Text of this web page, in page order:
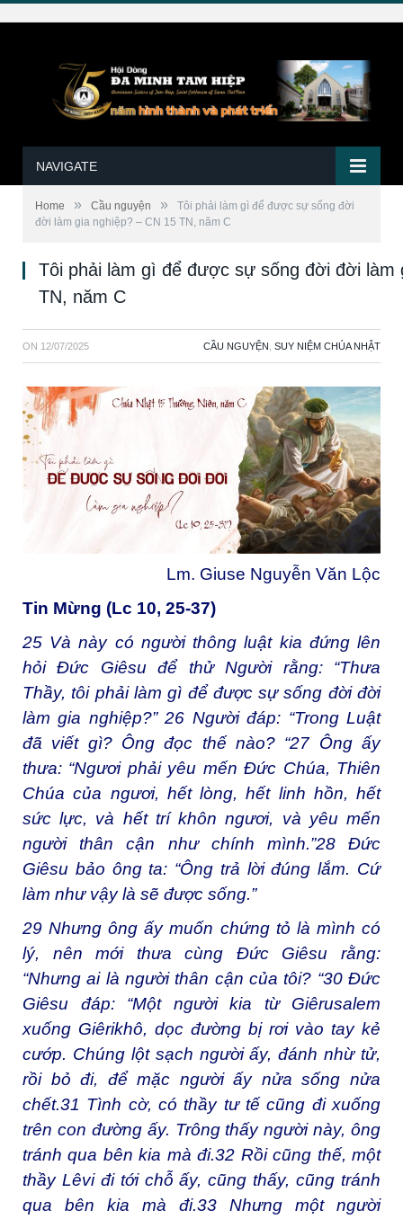
NAVIGATE
Home » Cầu nguyện »
Tôi phải làm gì để được sự sống đời
đời làm gia nghiệp? – CN 15 TN, năm C
Tôi phải làm gì để được sự sống đời đời làm
TN, năm C
ON 12/07/2025 CẦU NGUYỆN SUY NIỆM CHÚA NHẬT
Lm. Giuse Nguyễn Văn Lộc
Tin Mừng (Lc 10, 25-37)
25 Và này có người thông luật kia đứng lên
hỏi Đức Giêsu để thử Người rằng: “Thưa
Thầy, tôi phải làm gì để được sự sống đời đời
làm gia nghiệp?”26 Người đáp: “Trong Luật
đã viết gì? Ông đọc thế nào? “27 Ông ấy
thưa: “Ngươi phải yêu mến Đức Chúa, Thiên
Chúa của ngươi, hết lòng, hết linh hồn, hết
sức lực, và hết trí khôn ngươi, và yêu mến
người thân cận như chính mình.”28Đức
Giêsu bảo ông ta: “Ông trả lời đúng lắm. Cứ
làm như vậy là sẽ được sống.”
29 Nhưng ông ấy muốn chứng tỏ là mình có
lý, nên mới thưa cùng Đức Giêsu rằng:
“Nhưng ai là người thân cận của tôi? “30Đức
Giêsu đáp: “Một người kia từ Giêrusalem
xuống Giêrikhô, dọc đường bị rơi vào tay kẻ
cướp. Chúng lột sạch người ấy, đánh nhừ tử,
rồi bỏ đi, để mặc người ấy nửa sống nửa
chết.31 Tình cờ, có thầy tư tế cũng đi xuống
trên con đường ấy. Trông thấy người này, ông
tránh qua bên kia mà đi.32 Rồi cũng thế, một
thầy Lêvi đi tới chỗ ấy, cũng thấy, cũng tránh
qua bên kia mà đi.33 Nhưng một người